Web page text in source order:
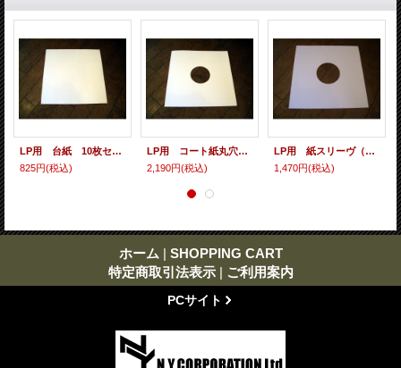
LP用 台紙 10枚セット
825円(税込)
LP用 コート紙丸穴ジャケ 10枚セット
2,190円(税込)
LP用 紙スリーヴ（レギュラー 四角の角） 10枚セット
1,470円(税込)
ホーム | SHOPPING CART
特定商取引法表示 | ご利用案内
PCサイト